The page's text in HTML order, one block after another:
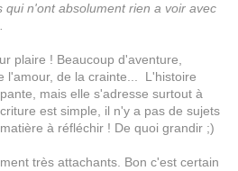
qui n'ont absolument rien a voir avec
plaire ! Beaucoup d'aventure,
l'amour, de la crainte... L'histoire
mais elle s'adresse surtout à
est simple, il n'y a pas de sujets
à réfléchir ! De quoi grandir ;)
très attachants. Bon c'est certain